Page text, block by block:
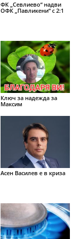
ФК „Севлиево“ надви
ОФК „Павликени“ с 2:1
Ключ за надежда за
Максим
Асен Василев е в криза